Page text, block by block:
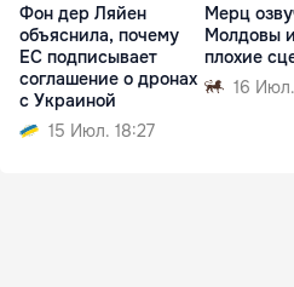
Фон дер Ляйен
объяснила, почему
ЕС подписывает
соглашение о дронах
с Украиной
15 Июл. 18:27
Мерц
Молдовы
плохие
16